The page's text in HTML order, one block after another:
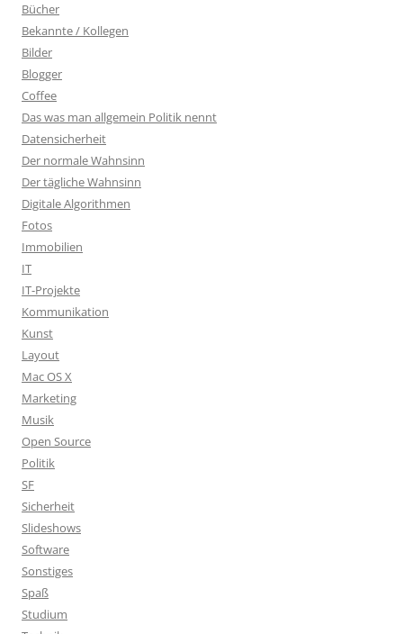
Bücher
Bekannte / Kollegen
Bilder
Blogger
Coffee
Das was man allgemein Politik nennt
Datensicherheit
Der normale Wahnsinn
Der tägliche Wahnsinn
Digitale Algorithmen
Fotos
Immobilien
IT
IT-Projekte
Kommunikation
Kunst
Layout
Mac OS X
Marketing
Musik
Open Source
Politik
SF
Sicherheit
Slideshows
Software
Sonstiges
Spaß
Studium